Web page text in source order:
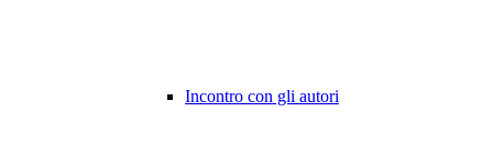
Incontro con gli autori